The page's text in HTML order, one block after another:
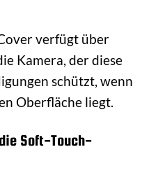
verfügt über
Kamera, der diese
schützt, wenn
Oberfläche liegt.
Soft-Touch-